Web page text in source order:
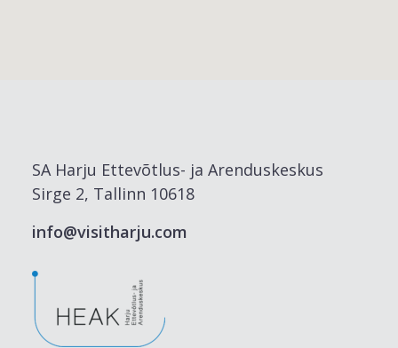
SA Harju Ettevõtlus- ja Arenduskeskus
Sirge 2, Tallinn 10618
info@visitharju.com